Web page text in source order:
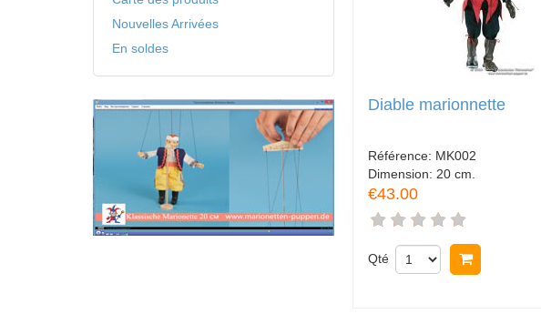
Diable marionnette
Référence: MK002
Dimension: 20 cm.
€43.00
Qté
Nouvelles Arrivées
En soldes